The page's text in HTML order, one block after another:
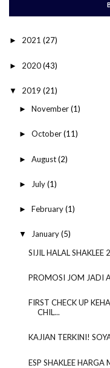
► 2021 (27)
► 2020(43)
▼ 2019 (21)
► November(1)
► October(11)
► August(2)
► July(1)
► February(1)
▼ January(5)
SIJIL HALAL SHAKLEE
PROMOSI JOM JADI
FIRST CHECK UP
CHIL...
KAJIAN TERKINI!
ESP SHAKLEE